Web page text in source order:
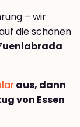
– wir
die schönen
aus, dann
von Essen